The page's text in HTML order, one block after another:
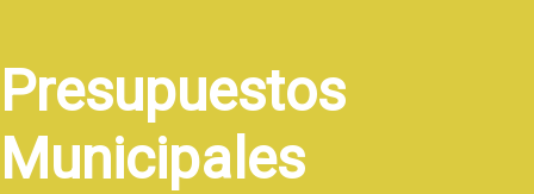
Presupuestos
Municipales